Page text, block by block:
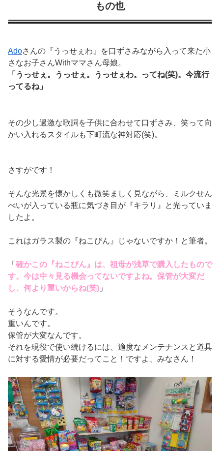
もの也
Adoさんの『うっせぇわ』を口ずさみながら入って来た小
さなお子さんWithママさん母娘。
「うっせぇ。うっせぇ。うっせぇわ。ってね(笑)。今流行
ってるね」
その少し過激な歌詞を子供に合わせて口ずさみ、笑って向
かい入れるスタイルも下町流な神対応(笑)。
さすがです！
そんな光景を懐かしくも微笑ましく見ながら、ミルクせん
べいが入っている瓶に気づき目が『キラリ』と光っていま
したよ。
これはガラス製の『ねこびん』じゃないですか！と筆者。
「 確かこの『ねこびん』は、祖母が浅草で購入したもので
す。今は中々見る機会ってないですよね。保管が大変だ
し、何より重いからね(笑) 」
そうなんです。
重いんです。
保管が大変なんです。
それを現役で使い続けるには、適度なメンテナンスと道具
に対する愛情が必要だってこと！ですよ、みなさん！